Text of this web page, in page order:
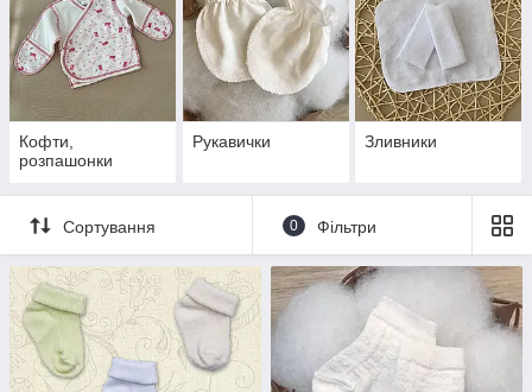
Кофти,
розпашонки
Рукавички Зливники
Сортування 0 Фільтри